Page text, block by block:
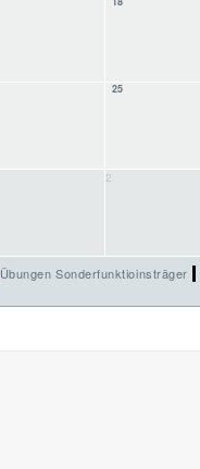
25
2
Übungen Sonderfunktioinsträger